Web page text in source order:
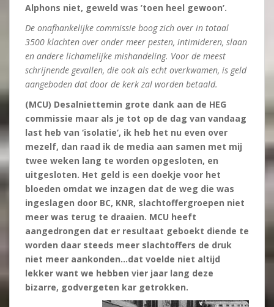
Alphons niet, geweld was ’toen heel gewoon’.
De onafhankelijke commissie boog zich over in totaal
3500 klachten over onder meer pesten, intimideren, slaan
en andere lichamelijke mishandeling. Voor de meest
schrijnende gevallen, die ook als echt overkwamen, is geld
aangeboden dat door de kerk zal worden betaald.
(MCU) Desalniettemin grote dank aan de HEG
commissie maar als je tot op de dag van vandaag
last heb van ‘isolatie’, ik heb het nu even over
mezelf, dan raad ik de media aan samen met mij
twee weken lang te worden opgesloten, en
uitgesloten. Het geld is een doekje voor het
bloeden omdat we inzagen dat de weg die was
ingeslagen door BC, KNR, slachtoffergroepen niet
meer was terug te draaien. MCU heeft
aangedrongen dat er resultaat geboekt diende te
worden daar steeds meer slachtoffers de druk
niet meer aankonden…dat voelde niet altijd
lekker want we hebben vier jaar lang deze
bizarre, godvergeten kar getrokken.